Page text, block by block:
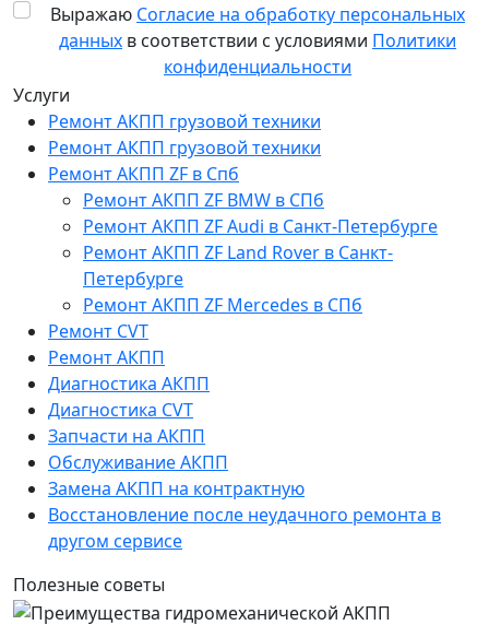
Услуги
Ремонт АКПП грузовой техники
Ремонт АКПП грузовой техники
Ремонт АКПП ZF в Спб
Ремонт АКПП ZF BMW в СПб
Ремонт АКПП ZF Audi в Санкт-Петербурге
Ремонт АКПП ZF Land Rover в Санкт-
Петербурге
Ремонт АКПП ZF Mercedes в СПб
Ремонт CVT
Ремонт AКПП
Диагностика АКПП
Диагностика CVT
Запчасти на АКПП
Обслуживание АКПП
Замена АКПП на контрактную
Восстановление после неудачного ремонта в
другом сервисе
Полезные советы
Выражаю Согласие на обработку персональных
данных в соответствии с условиями Политики
конфиденциальности